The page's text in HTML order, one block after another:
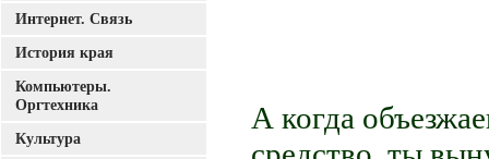
А когда
Интернет. Связь
История края
Компьютеры.
Оргтехника
Культура